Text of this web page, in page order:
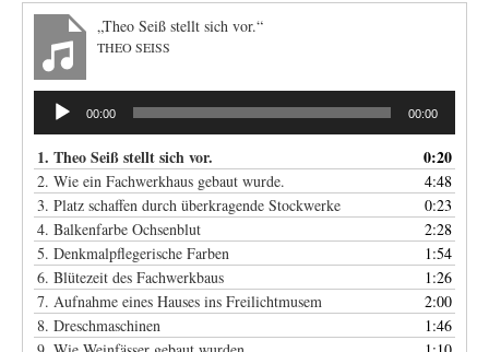
„Theo Seiß stellt sich vor.“
THEO SEISS
Audio-
Player
00:00 00:00
1. Theo Seiß stellt sich vor. 0:20
2. Wie ein Fachwerkhaus gebaut wurde.
4:48
3. Platz schaffen durch überkragende Stockwerke
0:23
4. Balkenfarbe Ochsenblut
2:28
5. Denkmalpflegerische Farben
1:54
6. Blütezeit des Fachwerkbaus
1:26
7. Aufnahme eines Hauses ins Freilichtmusem
2:00
8. Dreschmaschinen
1:46